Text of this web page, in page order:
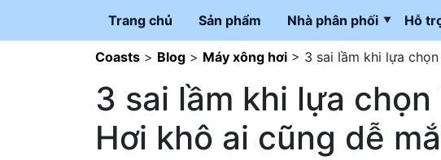
Trang chủ Sản phẩm Nhà phân phối Hỗ
Coasts > Blog > Máy xông hơi > 3 sai lầm khi lựa
3 sai lầm khi lựa
Hơi khô ai cũng dễ